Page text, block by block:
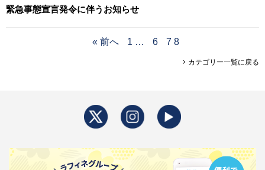
緊急事態宣言発令に伴うお知らせ
« 前へ 1 … 6 7 8
カテゴリー一覧に戻る